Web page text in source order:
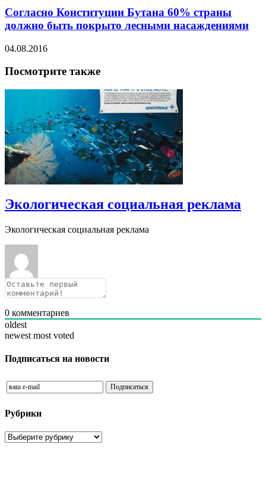
Согласно Конституции Бутана 60% страны
должно быть покрыто лесными насаждениями
04.08.2016
Посмотрите также
Экологическая социальная реклама
Экологическая социальная реклама
0 комментариев
oldest
newest most voted
Подписаться на новости
Рубрики
Рубрики